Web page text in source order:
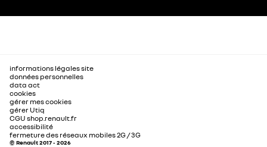
informations légales site
données personnelles
data act
cookies
gérer mes cookies
gérer Utiq
CGU shop.renault.fr
accessibilité
fermeture des réseaux mobiles 2G / 3G
© Renault 2017 - 2026